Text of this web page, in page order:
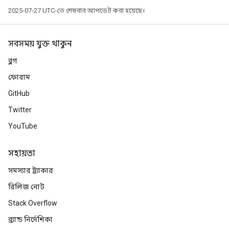
2025-07-27 UTC-তে শেষবার আপডেট করা হয়েছে।
সবসময় যুক্ত থাকুন
ব্লগ
ফোরাম
GitHub
Twitter
YouTube
সহায়তা
সমস্যার ট্র্যাকার
রিলিজ নোট
Stack Overflow
ব্র্যান্ড নির্দেশিকা